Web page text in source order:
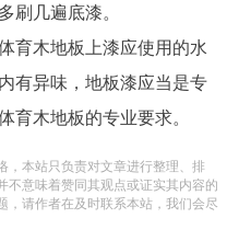
刷几遍底漆。
育木地板上漆应使用的水
有异味，地板漆应当是专
育木地板的专业要求。
，本站只负责对文章进行整理、排
不意味着赞同其观点或证实其内容的
，请作者在及时联系本站，我们会尽